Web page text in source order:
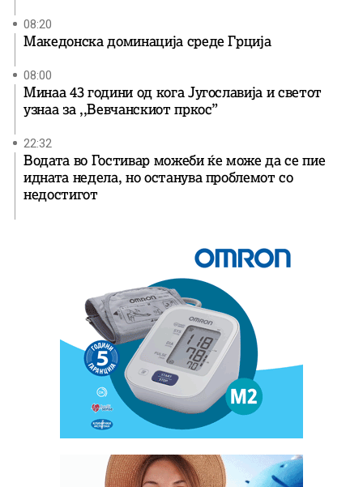
08:20
Македонска доминација среде Грција
08:00
Минаа 43 години од кога Југославија и светот
узнаа за ,,Вевчанскиот пркос”
22:32
Водата во Гостивар можеби ќе може да се пие
идната недела, но останува проблемот со
недостигот